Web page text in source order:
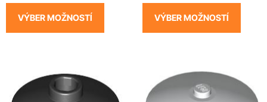
VÝBER MOŽNOSTÍ VÝBER MOŽNOSTÍ